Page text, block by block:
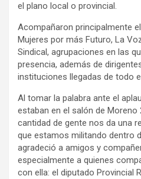
el plano local o provincial.
Acompañaron principalmente
Mujeres por más Futuro, La
Sindical, agrupaciones en las
presencia, además de
instituciones llegadas de todo
Al tomar la palabra ante el
estaban en el salón de Moreno
cantidad de gente nos da una
que estamos militando dentro
agradeció a amigos y
especialmente a quienes
con ella: el diputado Provincial